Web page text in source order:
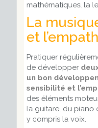
mathématiques, la
La
et
Pratiquer
de développer
un bon
sensibilité et
des éléments
la guitare, du piano
y compris la voix.